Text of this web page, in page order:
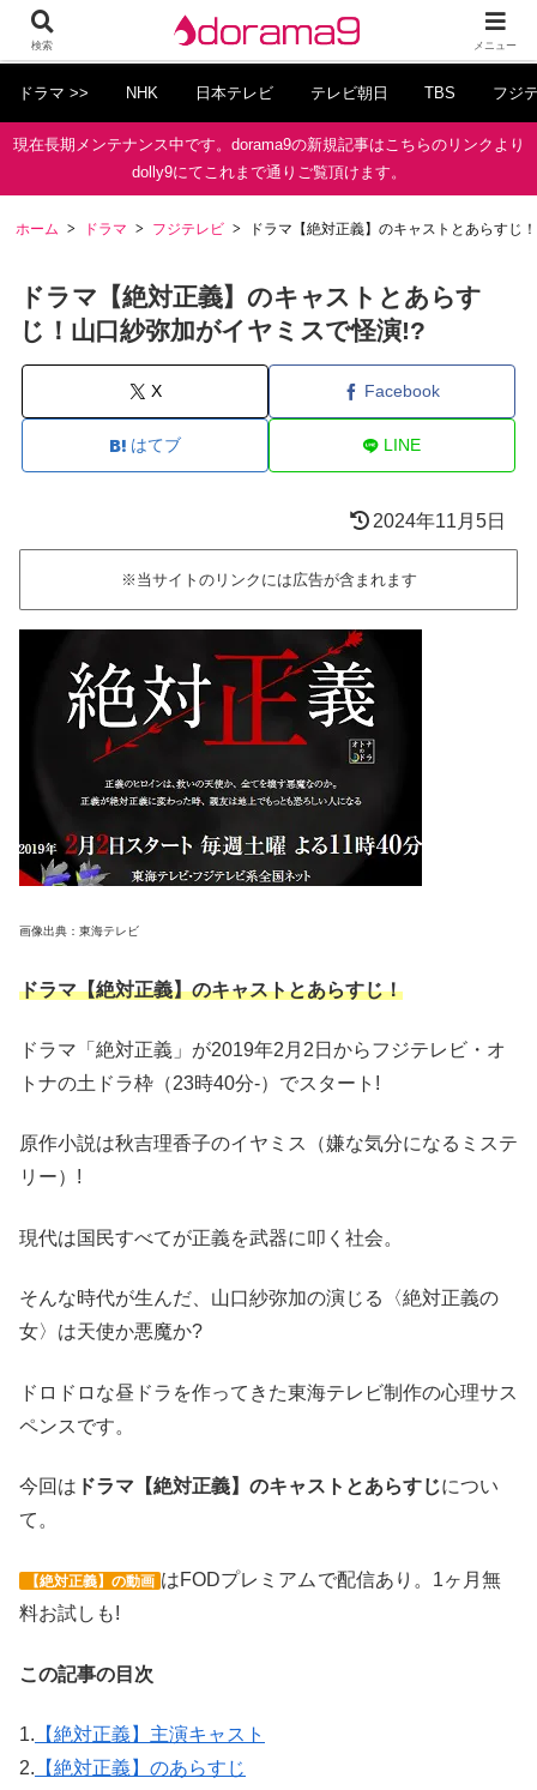
ドラマ >> NHK 日本テレビ テレビ朝日 TBS フジ
現在長期メンテナンス中です。dorama9の新規記事はこちらのリンクより
dolly9にてこれまで通りご覧頂けます。
ホーム ドラマ フジテレビ ドラマ【絶対正義】のキャストとあらすじ
ドラマ【絶対正義】のキャストとあらす
じ！山口紗弥加がイヤミスで怪演!?
X Facebook
はてブ LINE
2024年11月5日
※当サイトのリンクには広告が含まれます
画像出典：東海テレビ
ドラマ【絶対正義】のキャストとあらすじ！
ドラマ「絶対正義」が2019年2月2日からフジテレビ・オ
トナの土ドラ枠（23時40分-）でスタート!
原作小説は秋吉理香子のイヤミス（嫌な気分になるミステ
リー）!
現代は国民すべてが正義を武器に叩く社会。
そんな時代が生んだ、山口紗弥加の演じる〈絶対正義の
女〉は天使か悪魔か?
ドロドロな昼ドラを作ってきた東海テレビ制作の心理サス
ペンスです。
今回は ドラマ【絶対正義】のキャストとあらすじについ
て。
【絶対正義】の動画 はFODプレミアムで配信あり。1ヶ月無
料お試しも!
この記事の目次
1. 【絶対正義】主演キャスト
2. 【絶対正義】のあらすじ
検索 メニュー